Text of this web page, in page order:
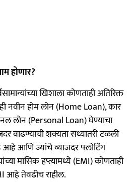
होणार?
खिशाला कोणताही अतिरिक्त
नवीन होम लोन (Home Loan), कार
लोन (Personal Loan) घेण्याचा
वाढण्याची शक्यता सध्यातरी टळली
आणि ज्यांचे व्याजदर फ्लोटिंग
मासिक हप्त्यामध्ये (EMI) कोणताही
आहे तेवढीच राहील.